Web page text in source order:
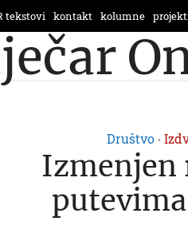
tekstovi kontakt kolumne
Društvo •
Izmenjen